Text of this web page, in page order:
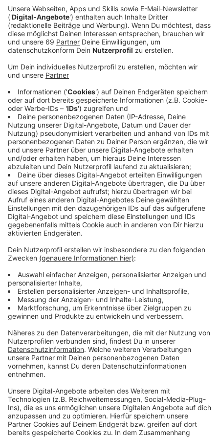
Beim ersten Blutspenden durfte man bisher nicht älter
als 68 sein und dann war die Blutspende bis 75
möglich. Jetzt darf prinzipiell jeder ab 18 Jahren Blut
spenden. Und auch homosexuelle Männer werden nicht
mehr pauschal von der Blutspende ausgeschlossen.
Der DRK Blutspendedienst West in Münster hält die
neuen Regeln für gut. Das Problem, dass weiter
Spender:innen fehlen, lösten die neuen Regelungen
aber nicht. Die Blutspendedienste haben immer noch
Probleme, die Corona-Lücken zu füllen. Während der
Pandemie hatten deutlich weniger Menschen Blut
gespendet. Vor allem bei den 30- bis 40-Jährigen will
das DRK jetzt verstärkt für die Blutspende werben.
Anzeige
UKM sieht Aufweichungen kritischer
Anzeige
Die Uniklinik in Münster (UKM) sieht keinen großen Sinn
darin, die Zulassungskriterien für die Blutspende
aufzuweichen. Die bisherigen Einschränkungen seien
immer nur zum Schutz der Blutspender:innen und der
Patient:innen, die Blut bekommen, gewesen.
Patient:innen dürften erwarten, dass sie sich
durch Blutprodukte nicht infizieren. Die gelockerte
Zugangsvoraussetzungen werden nach UKM-Ansicht
auch die Zahl der Blutspenden nicht erhöhen. Dafür
sollten lieber Anreize geschafft werden. So können
Blutspenden anbieten oder man könnte fürs
Blutspenden zusätzliche Urlaubstage oder
Steuererleichterungen erhalten.
Anzeige